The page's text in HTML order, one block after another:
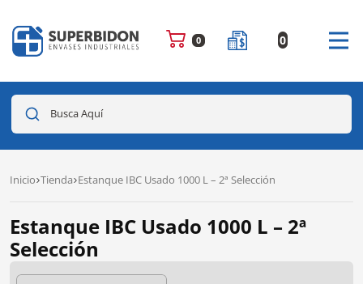
0 0
Busca Aquí
Inicio Tienda Estanque IBC Usado 1000 L – 2ª Selección
Estanque IBC Usado 1000 L – 2ª
Selección